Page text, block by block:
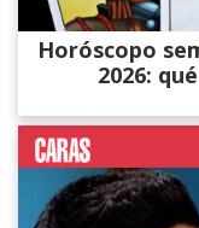
Horóscopo
2026: